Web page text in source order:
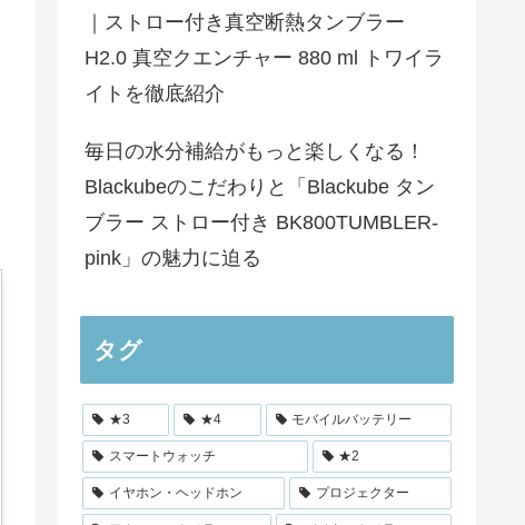
｜ストロー付き真空断熱タンブラー
H2.0 真空クエンチャー 880 ml トワイラ
イトを徹底紹介
毎日の水分補給がもっと楽しくなる！
Blackubeのこだわりと「Blackube タン
ブラー ストロー付き BK800TUMBLER-
pink」の魅力に迫る
タグ
★3 ★4 モバイルバッテリー
スマートウォッチ ★2
イヤホン・ヘッドホン プロジェクター